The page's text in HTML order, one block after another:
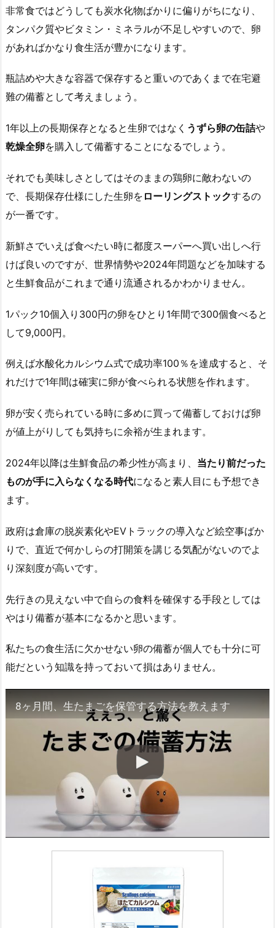
非常食ではどうしても炭水化物ばかりに偏りがちになり、
タンパク質やビタミン・ミネラルが不足しやすいので、卵
があればかなり食生活が豊かになります。
瓶詰めや大きな容器で保存すると重いのであくまで在宅避
難の備蓄として考えましょう。
1年以上の長期保存となると生卵ではなく うずら卵の缶詰や
乾燥全卵を購入して備蓄することになるでしょう。
それでも美味しさとしてはそのままの鶏卵に敵わないの
で、長期保存仕様にした生卵を ローリングストックするの
が一番です。
新鮮さでいえば食べたい時に都度スーパーへ買い出しへ行
けば良いのですが、世界情勢や2024年問題などを加味する
と生鮮食品がこれまで通り流通されるかわかりません。
1パック10個入り300円の卵をひとり1年間で300個食べると
して9,000円。
例えば水酸化カルシウム式で成功率100％を達成すると、そ
れだけで1年間は確実に卵が食べられる状態を作れます。
卵が安く売られている時に多めに買って備蓄しておけば卵
が値上がりしても気持ちに余裕が生まれます。
2024年以降は生鮮食品の希少性が高まり、 当たり前だった
ものが手に入らなくなる時代になると素人目にも予想でき
ます。
政府は倉庫の脱炭素化やEVトラックの導入など絵空事ばか
りで、直近で何かしらの打開策を講じる気配がないのでよ
り深刻度が高いです。
先行きの見えない中で自らの食料を確保する手段としては
やはり備蓄が基本になるかと思います。
私たちの食生活に欠かせない卵の備蓄が個人でも十分に可
能だという知識を持っておいて損はありません。
8ヶ月間、生たまごを保管する方法を教えます